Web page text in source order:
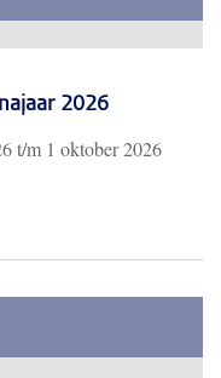
2026
t/m 1 oktober 2026